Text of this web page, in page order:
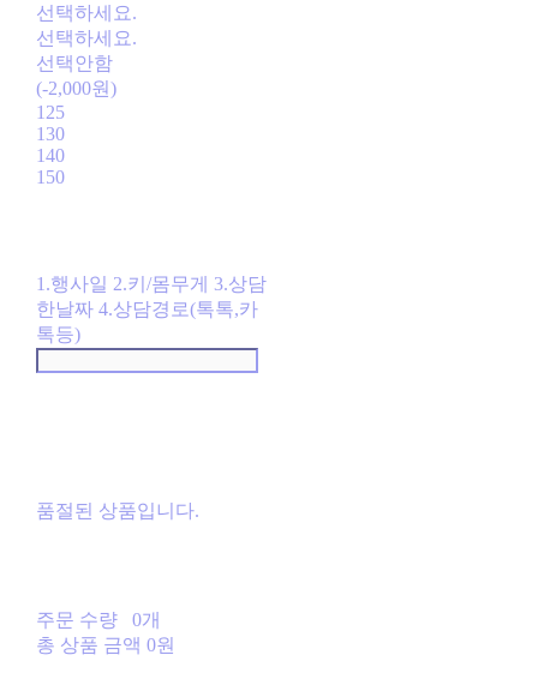
선택하세요.
선택하세요.
선택안함
(-2,000원)
125
130
140
150
1.행사일 2.키/몸무게 3.상담
한날짜 4.상담경로(톡톡,카
톡등)
품절된 상품입니다.
주문 수량
0개
총 상품 금액 0원